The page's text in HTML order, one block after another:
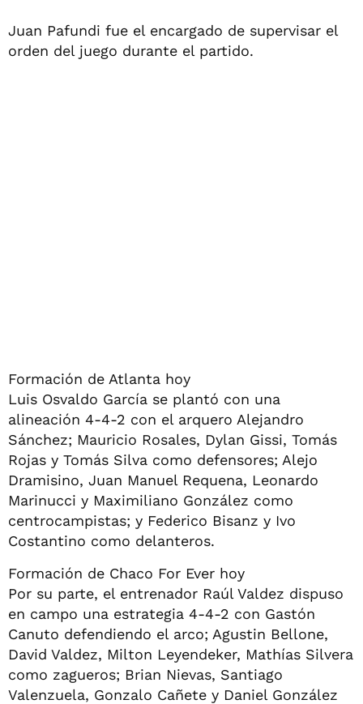
Juan Pafundi fue el encargado de supervisar el
orden del juego durante el partido.
Formación de Atlanta hoy
Luis Osvaldo García se plantó con una
alineación 4-4-2 con el arquero Alejandro
Sánchez; Mauricio Rosales, Dylan Gissi, Tomás
Rojas y Tomás Silva como defensores; Alejo
Dramisino, Juan Manuel Requena, Leonardo
Marinucci y Maximiliano González como
centrocampistas; y Federico Bisanz y Ivo
Costantino como delanteros.
Formación de Chaco For Ever hoy
Por su parte, el entrenador Raúl Valdez dispuso
en campo una estrategia 4-4-2 con Gastón
Canuto defendiendo el arco; Agustin Bellone,
David Valdez, Milton Leyendeker, Mathías Silvera
como zagueros; Brian Nievas, Santiago
Valenzuela, Gonzalo Cañete y Daniel González